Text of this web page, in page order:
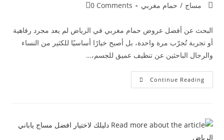
مساج / حمام مغربي 0 Comments
البحث عن أفضل عروض حمام مغربي في الرياض لم يعد مجرد رفاهية
أو تجربة تُجرّب مرة واحدة، بل أصبح خيارًا أساسيًا للكثير من النساء
والرجال الباحثين عن تنظيف عميق للجسم،…
Continue Reading